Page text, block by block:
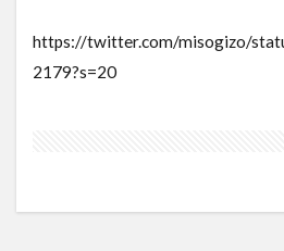
https://twitter.com/misogizo/
2179?s=20